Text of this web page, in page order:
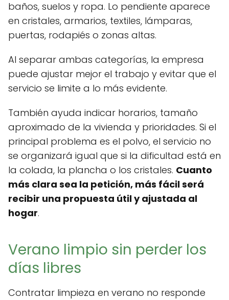
baños, suelos y ropa. Lo pendiente aparece
en cristales, armarios, textiles, lámparas,
puertas, rodapiés o zonas altas.
Al separar ambas categorías, la empresa
puede ajustar mejor el trabajo y evitar que el
servicio se limite a lo más evidente.
También ayuda indicar horarios, tamaño
aproximado de la vivienda y prioridades. Si el
principal problema es el polvo, el servicio no
se organizará igual que si la dificultad está en
la colada, la plancha o los cristales. Cuanto
más clara sea la petición, más fácil será
recibir una propuesta útil y ajustada al
hogar.
Verano limpio sin perder los
días libres
Contratar limpieza en verano no responde